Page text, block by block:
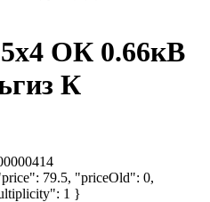
ОК 0.66кВ
К
79.5, "priceOld": 0,
1 }